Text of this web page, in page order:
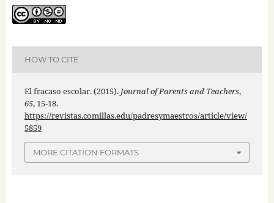
HOW TO CITE
El fracaso escolar. (2015). Journal of Parents and Teachers,
65, 15-18.
https://revistas.comillas.edu/padresymaestros/article/view/
5859
MORE CITATION FORMATS